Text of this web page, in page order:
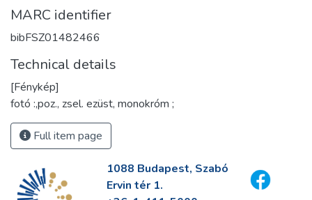
MARC identifier
bibFSZ01482466
Technical details
[Fénykép]
fotó :,poz., zsel. ezüst, monokróm ;
Full item page
1088 Budapest, Szabó
Ervin tér 1.